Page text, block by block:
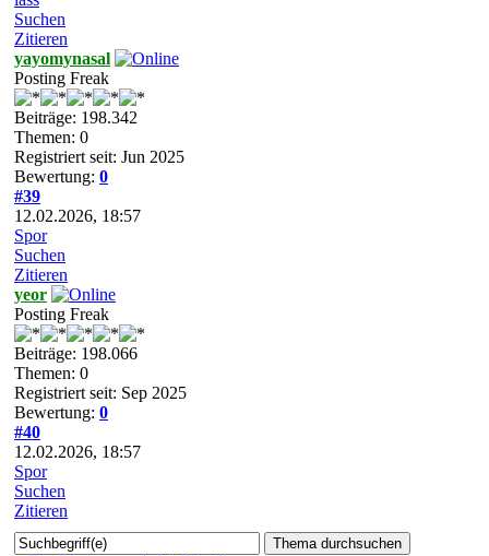
Suchen
Zitieren
yayomynasal
Posting Freak
Beiträge: 198.342
Themen: 0
Registriert seit: Jun 2025
Bewertung: 0
#39
12.02.2026, 18:57
Spor
Suchen
Zitieren
yeor
Posting Freak
Beiträge: 198.066
Themen: 0
Registriert seit: Sep 2025
Bewertung: 0
#40
12.02.2026, 18:57
Spor
Suchen
Zitieren